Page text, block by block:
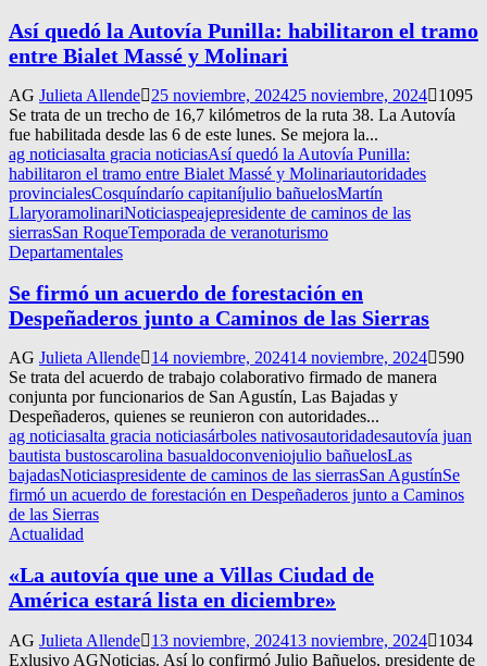
Así quedó la Autovía Punilla: habilitaron el tramo
entre Bialet Massé y Molinari
AG Julieta Allende 25 noviembre, 202425 noviembre, 2024
1095
Se trata de un trecho de 16,7 kilómetros de la ruta 38. La Autovía
fue habilitada desde las 6 de este lunes. Se mejora la...
ag noticiasalta gracia noticiasAsí quedó la Autovía Punilla:
habilitaron el tramo entre Bialet Massé y Molinariautoridades
provincialesCosquíndarío capitaníjulio bañuelosMartín
LlaryoramolinariNoticiaspeajepresidente de caminos de las
sierrasSan RoqueTemporada de veranoturismo
Departamentales
Se firmó un acuerdo de forestación en
Despeñaderos junto a Caminos de las Sierras
AG Julieta Allende 14 noviembre, 202414 noviembre, 2024
590
Se trata del acuerdo de trabajo colaborativo firmado de manera
conjunta por funcionarios de San Agustín, Las Bajadas y
Despeñaderos, quienes se reunieron con autoridades...
ag noticiasalta gracia noticiasárboles nativosautoridadesautovía juan
bautista bustoscarolina basualdoconveniojulio bañuelosLas
bajadasNoticiaspresidente de caminos de las sierrasSan AgustínSe
firmó un acuerdo de forestación en Despeñaderos junto a Caminos
de las Sierras
Actualidad
«La autovía que une a Villas Ciudad de
América estará lista en diciembre»
AG Julieta Allende 13 noviembre, 202413 noviembre, 2024
1034
Exlusivo AGNoticias. Así lo confirmó Julio Bañuelos, presidente de